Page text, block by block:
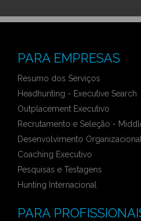
PARA EMPRESAS
Resumo dos Serviços
Headhunting - Executive Search
Outplacement Executivo
Recrutamento e Seleção -
Desenvolvimento
Coaching Executivo
Pesquisas e Testagens
Hunting Internacional
PARA